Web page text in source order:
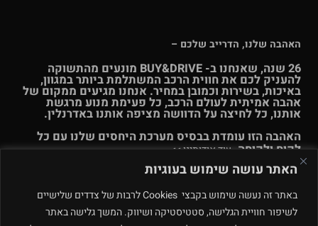
האתר עושה שימוש בעוגיות
באתר זה נעשה שימוש בקבצי Cookies לרבות של צדדים שלישיים
לשיפור חוויית הגלישה, סטטיסטיקה ושיווק. המשך גלישה באתר
האהבה שלנו, הדרייב שלכם –
26 שנה, שאנחנו ב- BUY&DRIVE מונעים מהתשוקה
להעניק לכם את חווית הרכב המשתלמת ביותר במגוון,
באיכות, בשירות וכמובן במחיר. אנחנו מגיעים ממקום של
אהבה אמיתית לעולם הרכב, כל פעימת מנוע מרגשת
אותנו, כל לחיצה על הדוושה מציפה אותנו באדרנלין.
האהבה הזו עומדת בבסיס מערכת היחסים שלנו עם כל
לקוח ולקוחה.עוד אודותינו >>
© Buy & Drive 2004-2026. כל הזכויות באתר זה שמורות. |
תקנון
תנאי שימוש|מדיניות פרטיות – ינואר 2026
רחוב המלאכה 4, מתחם
פולג, נתניה. ט.ל.ח.